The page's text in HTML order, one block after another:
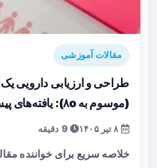
مقالات آموزشی
طراحی و ارزیابی دارویی یک
(موسوم به ۸o): یافته‌های پیش‌بالینی و محدودیت‌ها
9 دقیقه
خلاصه سریع برای خواننده